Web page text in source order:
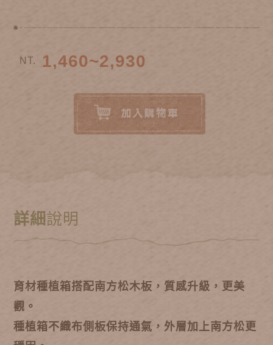
NT. 1,460~2,930
詳細說明
育材種植箱搭配南方松木板，質感升級，更美
觀。
種植箱不織布側板保持通氣，外層加上南方松更